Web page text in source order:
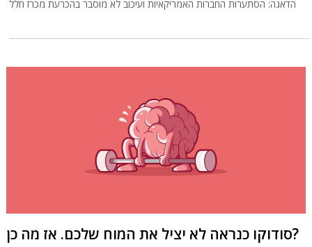
הדאגה: הסתערות החברות האמריקאיות ועיכוב לא מוסבר בהכרעת מכרז חלל
סודוקו כנראה לא יציל את המוח שלכם. אז מה כן?